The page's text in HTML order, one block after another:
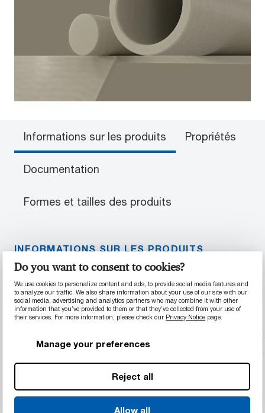
Do you want to consent to cookies?
We use cookies to personalize content and ads, to provide social media features and
to analyze our traffic. We also share information about your use of our site with our
social media, advertising and analytics partners who may combine it with other
information that you’ve provided to them or that they’ve collected from your use of
their services. For more information, please check our Privacy Notice page.
Manage your preferences
Reject all
Allow all
Informations sur les produits Propriétés
Documentation
Formes et tailles des produits
INFORMATIONS SUR LES PRODUITS
Propriétés des matériaux
Renforcé fibre de verre à 30 %
Bonne stabilité dimensionnelle
Excellente résistance chimique
Exceptionnelle résistance à l’usure
Résistant à la vapeur